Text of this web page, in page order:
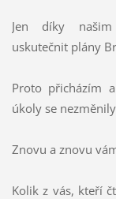
Jen díky našim
uskutečnit plány
Proto přicházím
úkoly se
Znovu a znovu
Kolik z vás, kteří